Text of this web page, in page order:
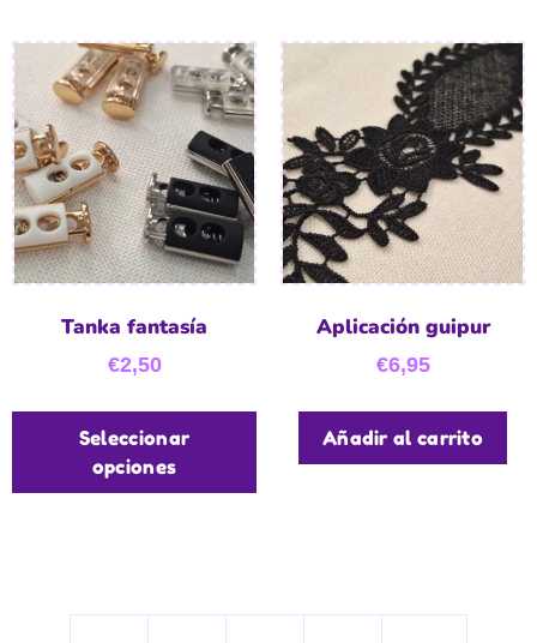
Tanka fantasía
€2,50
Seleccionar
opciones
Aplicación guipur
€6,95
Añadir al carrito